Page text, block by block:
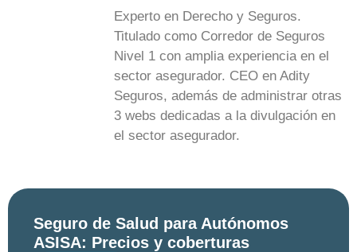
Experto en Derecho y Seguros.
Titulado como Corredor de Seguros
Nivel 1 con amplia experiencia en el
sector asegurador. CEO en Adity
Seguros, además de administrar otras
3 webs dedicadas a la divulgación en
el sector asegurador.
Seguro de Salud para Autónomos
ASISA: Precios y coberturas